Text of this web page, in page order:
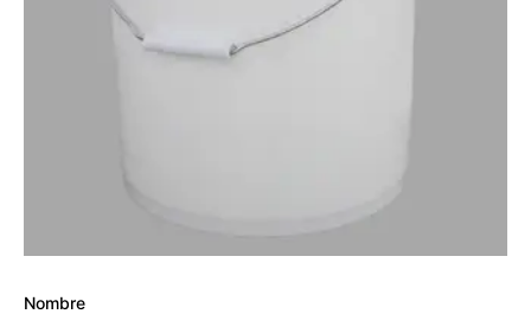
Nombre